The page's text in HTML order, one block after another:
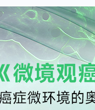
催化比色相结合
Mohammad
项研究，旨在构建一
Acta Part